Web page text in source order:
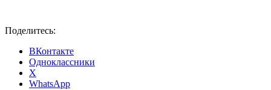
Поделитесь:
ВКонтакте
Одноклассники
X
WhatsApp